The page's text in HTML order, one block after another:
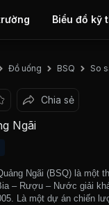
Biểu đồ kỹ
Đồ uống BSQ So
Chia sẻ
Ngãi
Ngãi (BSQ) là một
– Rượu – Nước giải
Là một dự án chiến